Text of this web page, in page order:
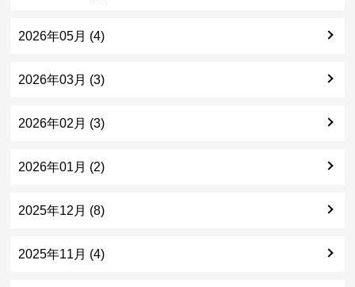
2026年05月 (4)
2026年03月 (3)
2026年02月 (3)
2026年01月 (2)
2025年12月 (8)
2025年11月 (4)